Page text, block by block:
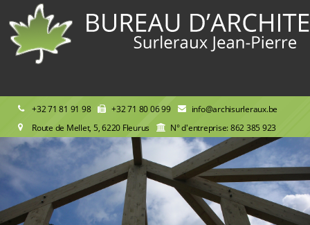
+32 71 81 91 98 +32 71 80 06 99
info@archisurleraux.be
Route de Mellet, 5, 6220 Fleurus
N° d'entreprise: 862 385 923